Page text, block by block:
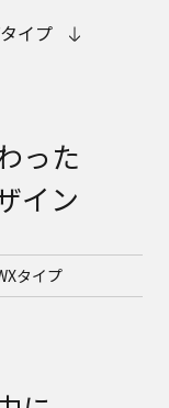
イプ
った
イン
タイプ